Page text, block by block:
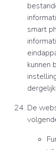
smart
kunnen
De